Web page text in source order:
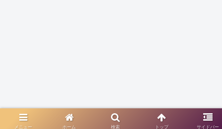
メニュー ホーム 検索 トップ サイドバー